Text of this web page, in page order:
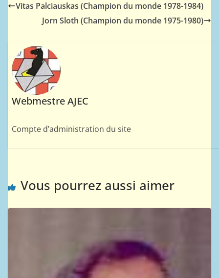
Vitas Palciauskas (Champion du monde 1978-1984)
Jorn Sloth (Champion du monde 1975-1980)
Webmestre AJEC
Compte d’administration du site
Vous pourrez aussi aimer